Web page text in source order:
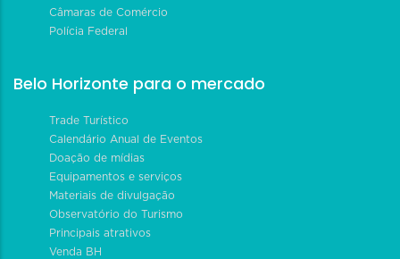
Câmaras de Comércio
Polícia Federal
Belo Horizonte para o mercado
Trade Turístico
Calendário Anual de Eventos
Doação de mídias
Equipamentos e serviços
Materiais de divulgação
Observatório do Turismo
Principais atrativos
Venda BH